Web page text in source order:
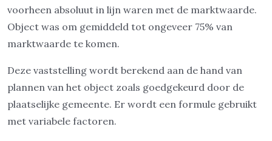
voorheen absoluut in lijn waren met de marktwaarde.
Object was om gemiddeld tot ongeveer 75% van
marktwaarde te komen.
Deze vaststelling wordt berekend aan de hand van
plannen van het object zoals goedgekeurd door de
plaatselijke gemeente. Er wordt een formule gebruikt
met variabele factoren.